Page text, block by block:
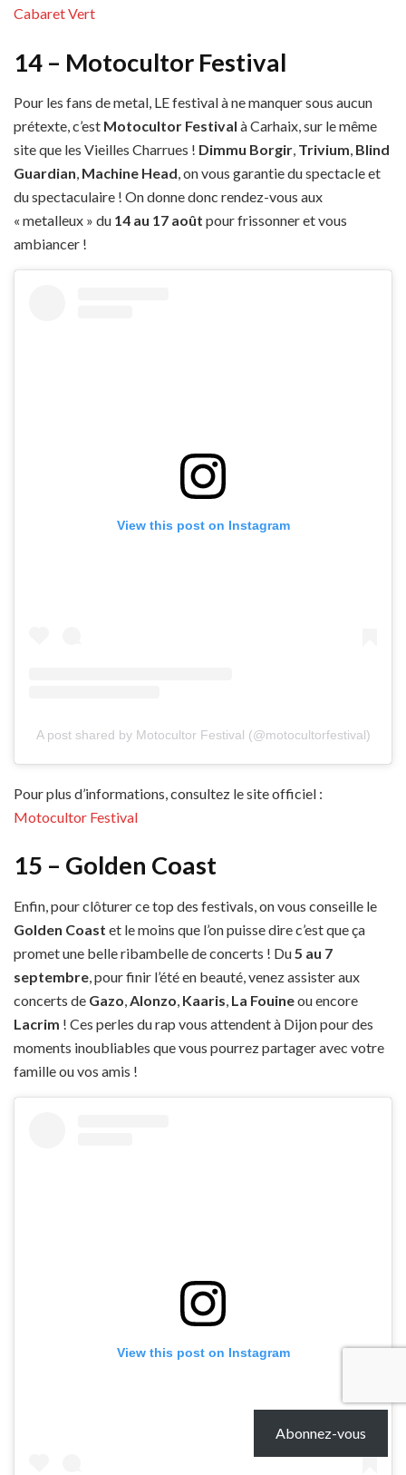
Cabaret Vert
14 – Motocultor Festival
Pour les fans de metal, LE festival à ne manquer sous aucun
prétexte, c’est Motocultor Festival à Carhaix, sur le même
site que les Vieilles Charrues ! Dimmu Borgir, Trivium, Blind
Guardian, Machine Head, on vous garantie du spectacle et
du spectaculaire ! On donne donc rendez-vous aux
« metalleux » du 14 au 17 août pour frissonner et vous
ambiancer !
View this post on Instagram
A post shared by Motocultor Festival (@motocultorfestival)
Pour plus d’informations, consultez le site officiel :
Motocultor Festival
15 – Golden Coast
Enfin, pour clôturer ce top des festivals, on vous conseille le
Golden Coast et le moins que l’on puisse dire c’est que ça
promet une belle ribambelle de concerts ! Du5 au 7
septembre, pour finir l’été en beauté, venez assister aux
concerts de Gazo,Alonzo, Kaaris, La Fouineou encore
Lacrim ! Ces perles du rap vous attendent à Dijon pour des
moments inoubliables que vous pourrez partager avec votre
famille ou vos amis !
View this post on Instagram
Abonnez-vous